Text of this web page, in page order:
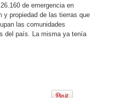
de emergencia en
y propiedad de las tierras que
las comunidades
del país. La misma ya tenía